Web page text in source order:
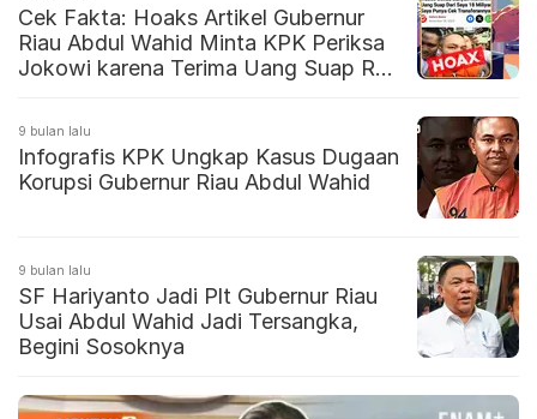
Cek Fakta: Hoaks Artikel Gubernur
Riau Abdul Wahid Minta KPK Periksa
Jokowi karena Terima Uang Suap Rp
9 bulan lalu
Infografis KPK Ungkap Kasus Dugaan
Korupsi Gubernur Riau Abdul Wahid
9 bulan lalu
SF Hariyanto Jadi Plt Gubernur Riau
Usai Abdul Wahid Jadi Tersangka,
Begini Sosoknya